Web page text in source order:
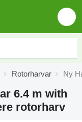
Rotorharvar Ny
6.4 m with
rotorharv